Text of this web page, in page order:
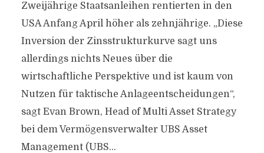
Zweijährige Staatsanleihen rentierten in den
USA Anfang April höher als zehnjährige. „Diese
Inversion der Zinsstrukturkurve sagt uns
allerdings nichts Neues über die
wirtschaftliche Perspektive und ist kaum von
Nutzen für taktische Anlageentscheidungen“,
sagt Evan Brown, Head of Multi Asset Strategy
bei dem Vermögensverwalter UBS Asset
Management (UBS...